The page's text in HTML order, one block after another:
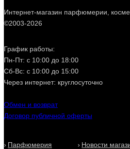
Интернет-магазин парфюмерии,
©2003-2026
График работы:
Пн-Пт: с 10:00 до 18:00
Сб-Вс: с 10:00 до 15:00
Через интернет: круглосуточно
Обмен и возврат
Договор публичной оферты
Парфюмерия
Новости